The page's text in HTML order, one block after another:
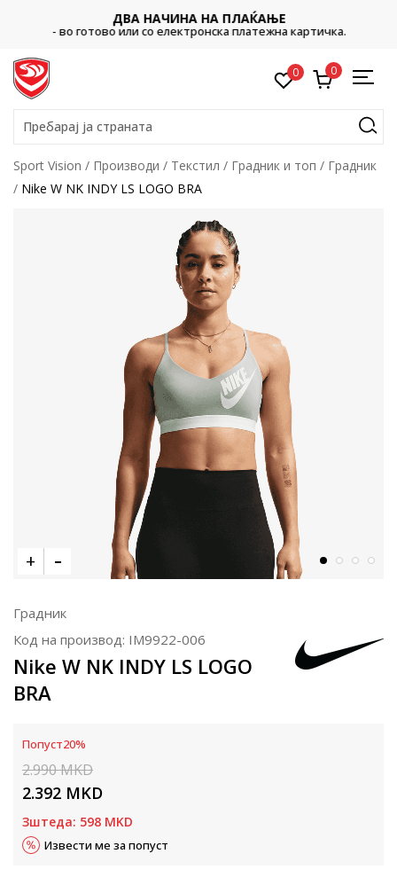
ДВА НАЧИНА НА ПЛАЌАЊЕ
- во готово или со електронска платежна картичка.
0 0
Пребарај ја страната
Sport Vision Производи Текстил Градник и топ
Градник
Nike W NK INDY LS LOGO BRA
Градник
Код на производ: IM9922-006
Nike W NK INDY LS LOGO
BRA
Попуст20%
2.990MKD
2.392 MKD
Зштеда: 598 MKD
Извести ме за попуст